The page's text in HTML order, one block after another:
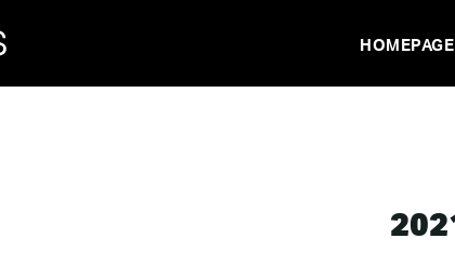
HOMEPAGE